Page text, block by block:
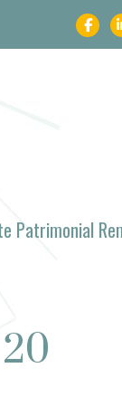
Patrimonial